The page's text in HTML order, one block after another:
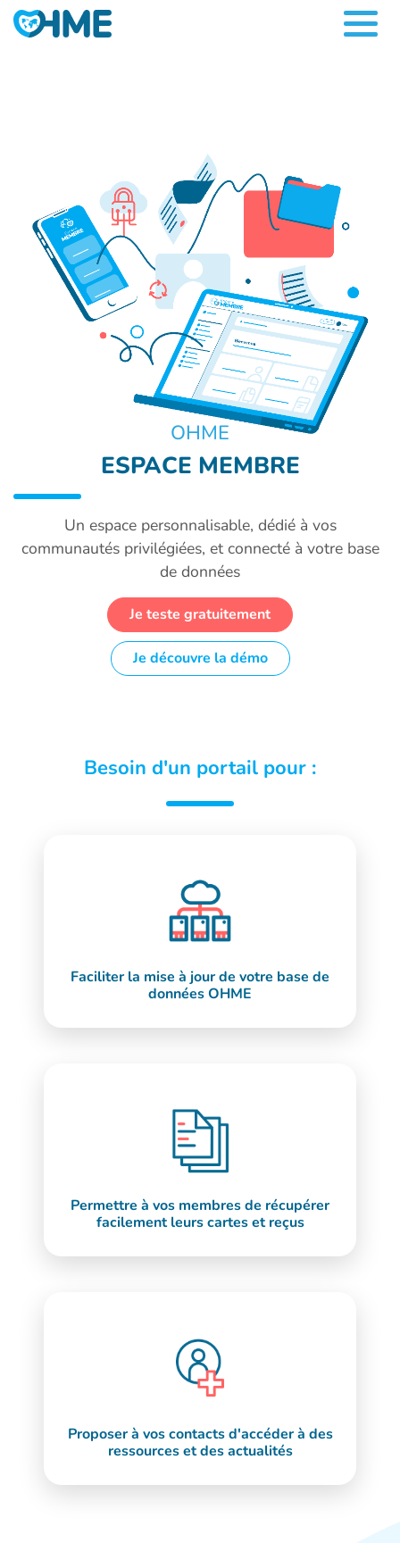
OHME
ESPACE MEMBRE
Un espace personnalisable, dédié à vos
communautés privilégiées, et connecté à votre base
de données
Je teste gratuitement
Je découvre la démo
Besoin d'un portail pour :
Faciliter la mise à jour de votre base de
données OHME
Permettre à vos membres de récupérer
facilement leurs cartes et reçus
Proposer à vos contacts d'accéder à des
ressources et des actualités